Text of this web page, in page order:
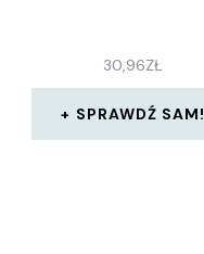
30,96ZŁ
SPRAWDŹ SAM!